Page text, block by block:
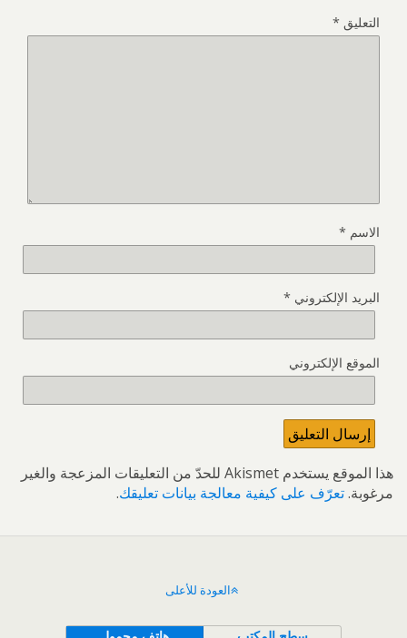
التعليق *
الاسم *
البريد الإلكتروني *
الموقع الإلكتروني
هذا الموقع يستخدم Akismet للحدّ من التعليقات المزعجة والغير
مرغوبة.تعرّف على كيفية معالجة بيانات تعليقك.
العودة للأعلى